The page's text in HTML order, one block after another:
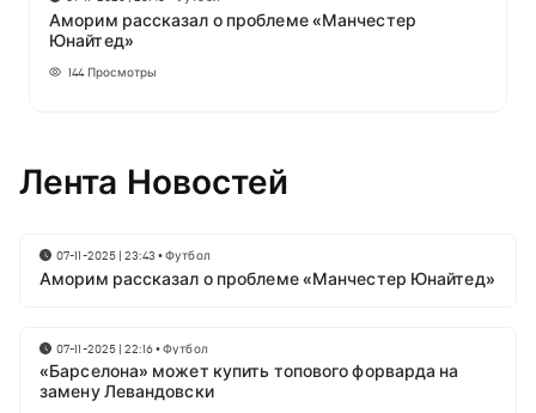
Аморим рассказал о проблеме «Манчестер
Юнайтед»
144 Просмотры
Лента Новостей
07-11-2025 | 23:43 •Футбол
Аморим рассказал о проблеме «Манчестер Юнайтед»
07-11-2025 | 22:16•Футбол
«Барселона» может купить топового форварда на
замену Левандовски